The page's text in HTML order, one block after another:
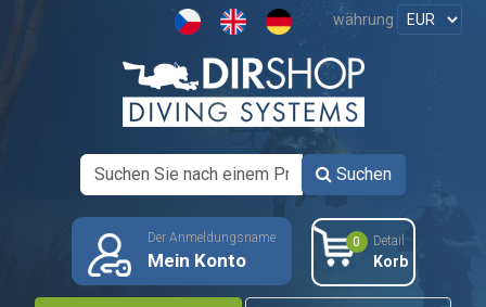
währung
Suchen
Der Anmeldungsname
Mein Konto
0 Detail
Korb